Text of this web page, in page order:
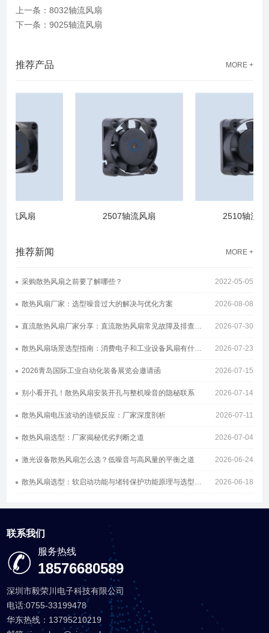
上一条：8032轴流风扇
下一条：9025轴流风扇
推荐产品 MORE +
流风扇 2507轴流风扇 2510轴流风扇
推荐新闻 MORE +
2022-05-05
采购散热风扇之前要了解哪些？
2026-08-08
散热风扇厂家：选型噪音过大的解决与优化方案
2026-07-30
直流散热风扇厂家分享：直流散热风扇常见故障及排查方案
2026-07-23
散热风扇场景选型指南：消费电子和工业设备风扇有什么区别
2026-07-15
2026青岛国际工业自动化装备展览会邀请函
2026-07-14
别小看开孔！散热风扇安装开孔与整机噪音的隐秘联系
2026-07-11
散热风扇电压波动的连锁反应：厂家深度剖析
2026-07-04
散热风扇选型：厂家揭秘优劣判断之道
2026-06-24
激光设备散热风扇怎么选？低噪音与高风量的平衡之道
2026-06-18
散热风扇选型：软启动功能与堵转保护功能原理与选型指南
联系我们
服务热线
18576680589
深圳市毅荣川电子科技有限公司
电话:0755-33199478
华东热线：13795210219